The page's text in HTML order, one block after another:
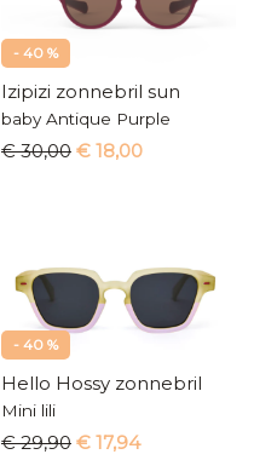
- 40 %
Izipizi zonnebril sun
baby Antique Purple
€ 30,00 € 18,00
- 40 %
Hello Hossy zonnebril
Mini lili
€ 29,90 € 17,94